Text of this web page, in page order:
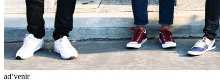
ad’venir